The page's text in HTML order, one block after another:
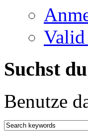
Valid
Suchst
Benutze